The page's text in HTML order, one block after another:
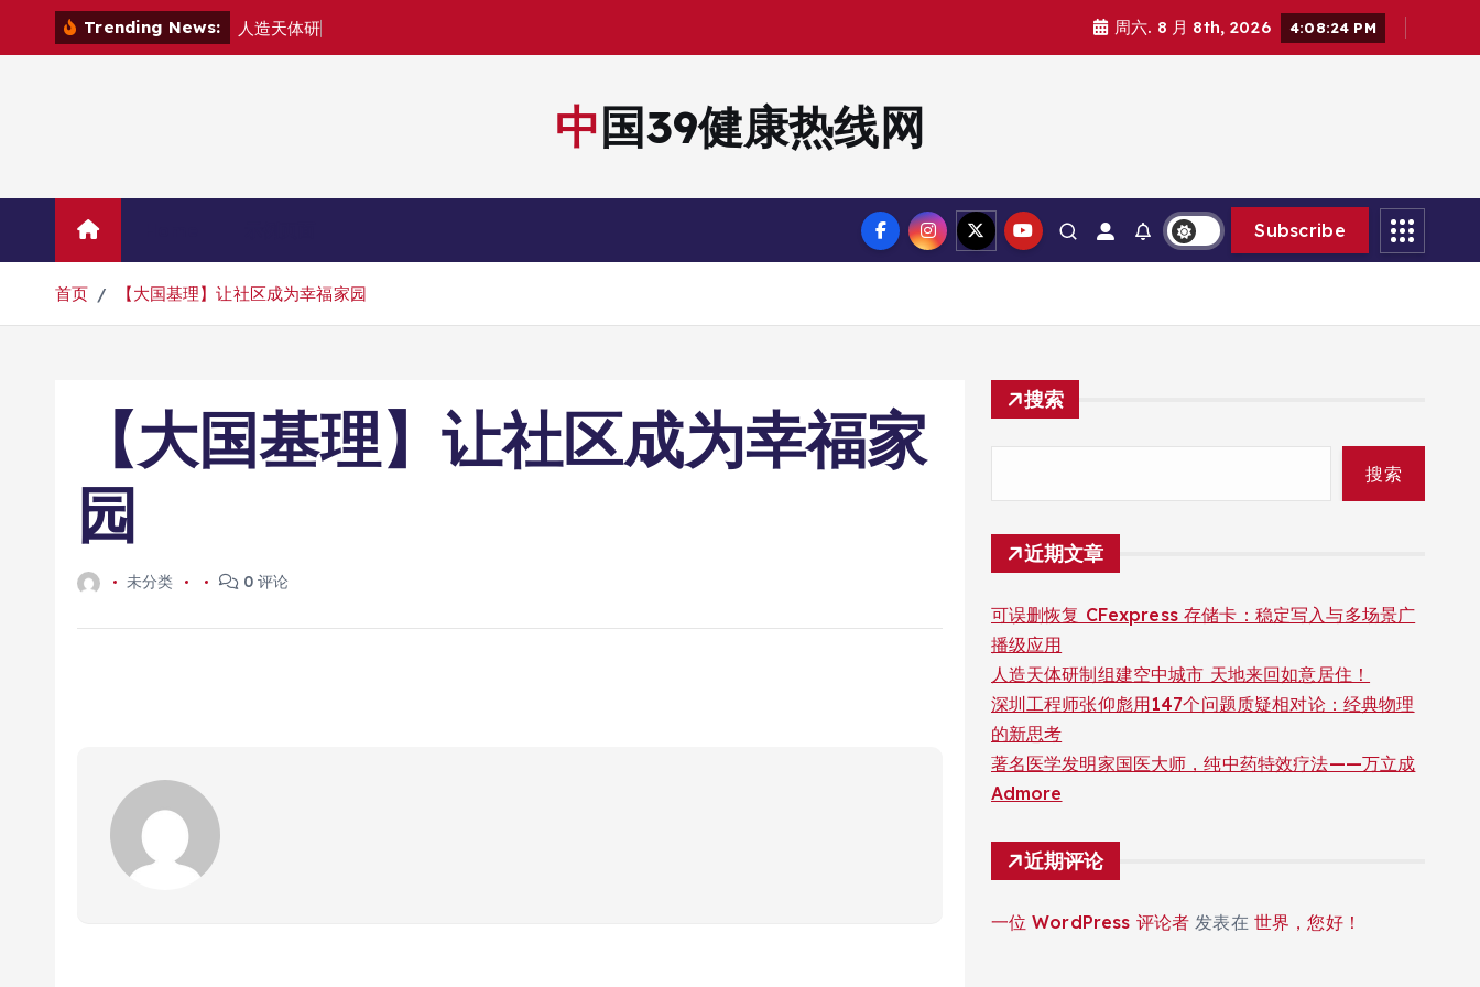
Trending News: 人造天体研 周六. 8 月 8th, 2026 4:08:24 PM
中国39健康热线网
Subscribe
首页 【大国基理】让社区成为幸福家园
【大国基理】让社区成为幸福家
园
未分类 0 评论
搜索
搜索
近期文章
可误删恢复 CFexpress 存储卡：稳定写入与多场景广
播级应用
人造天体研制组建空中城市 天地来回如意居住！
深圳工程师张仰彪用147个问题质疑相对论：经典物理
的新思考
著名医学发明家国医大师，纯中药特效疗法——万立成
Admore
近期评论
一位 WordPress 评论者 发表在 世界，您好！